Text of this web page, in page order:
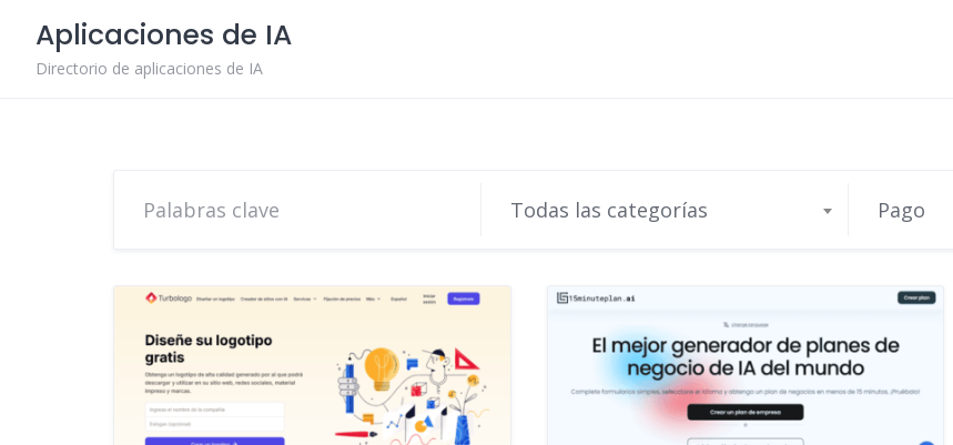
content
Aplicaciones de IA
Directorio de aplicaciones de IA
Todas las categorías Pago